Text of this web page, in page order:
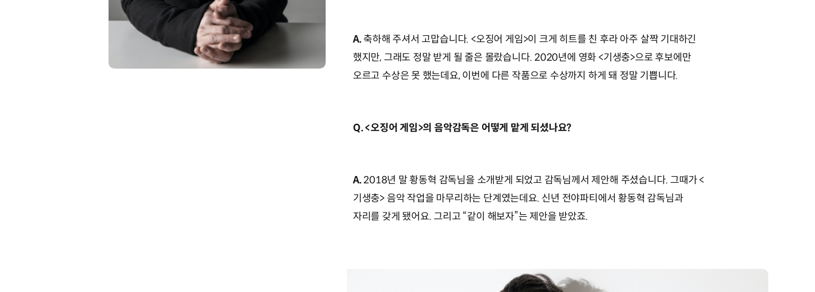
A.축하해 주셔서 고맙습니다. <오징어 게임>이 크게 히트를 친 후라 아주 살짝 기대하긴
했지만, 그래도 정말 받게 될 줄은 몰랐습니다. 2020년에 영화 <기생충>으로 후보에만
오르고 수상은 못 했는데요, 이번에 다른 작품으로 수상까지 하게 돼 정말 기쁩니다.
Q. <오징어 게임>의 음악감독은 어떻게 맡게 되셨나요?
A.2018년 말 황동혁 감독님을 소개받게 되었고 감독님께서 제안해 주셨습니다. 그때가 <
기생충> 음악 작업을 마무리하는 단계였는데요. 신년 전야파티에서 황동혁 감독님과
자리를 갖게 됐어요. 그리고 “같이 해보자”는 제안을 받았죠.